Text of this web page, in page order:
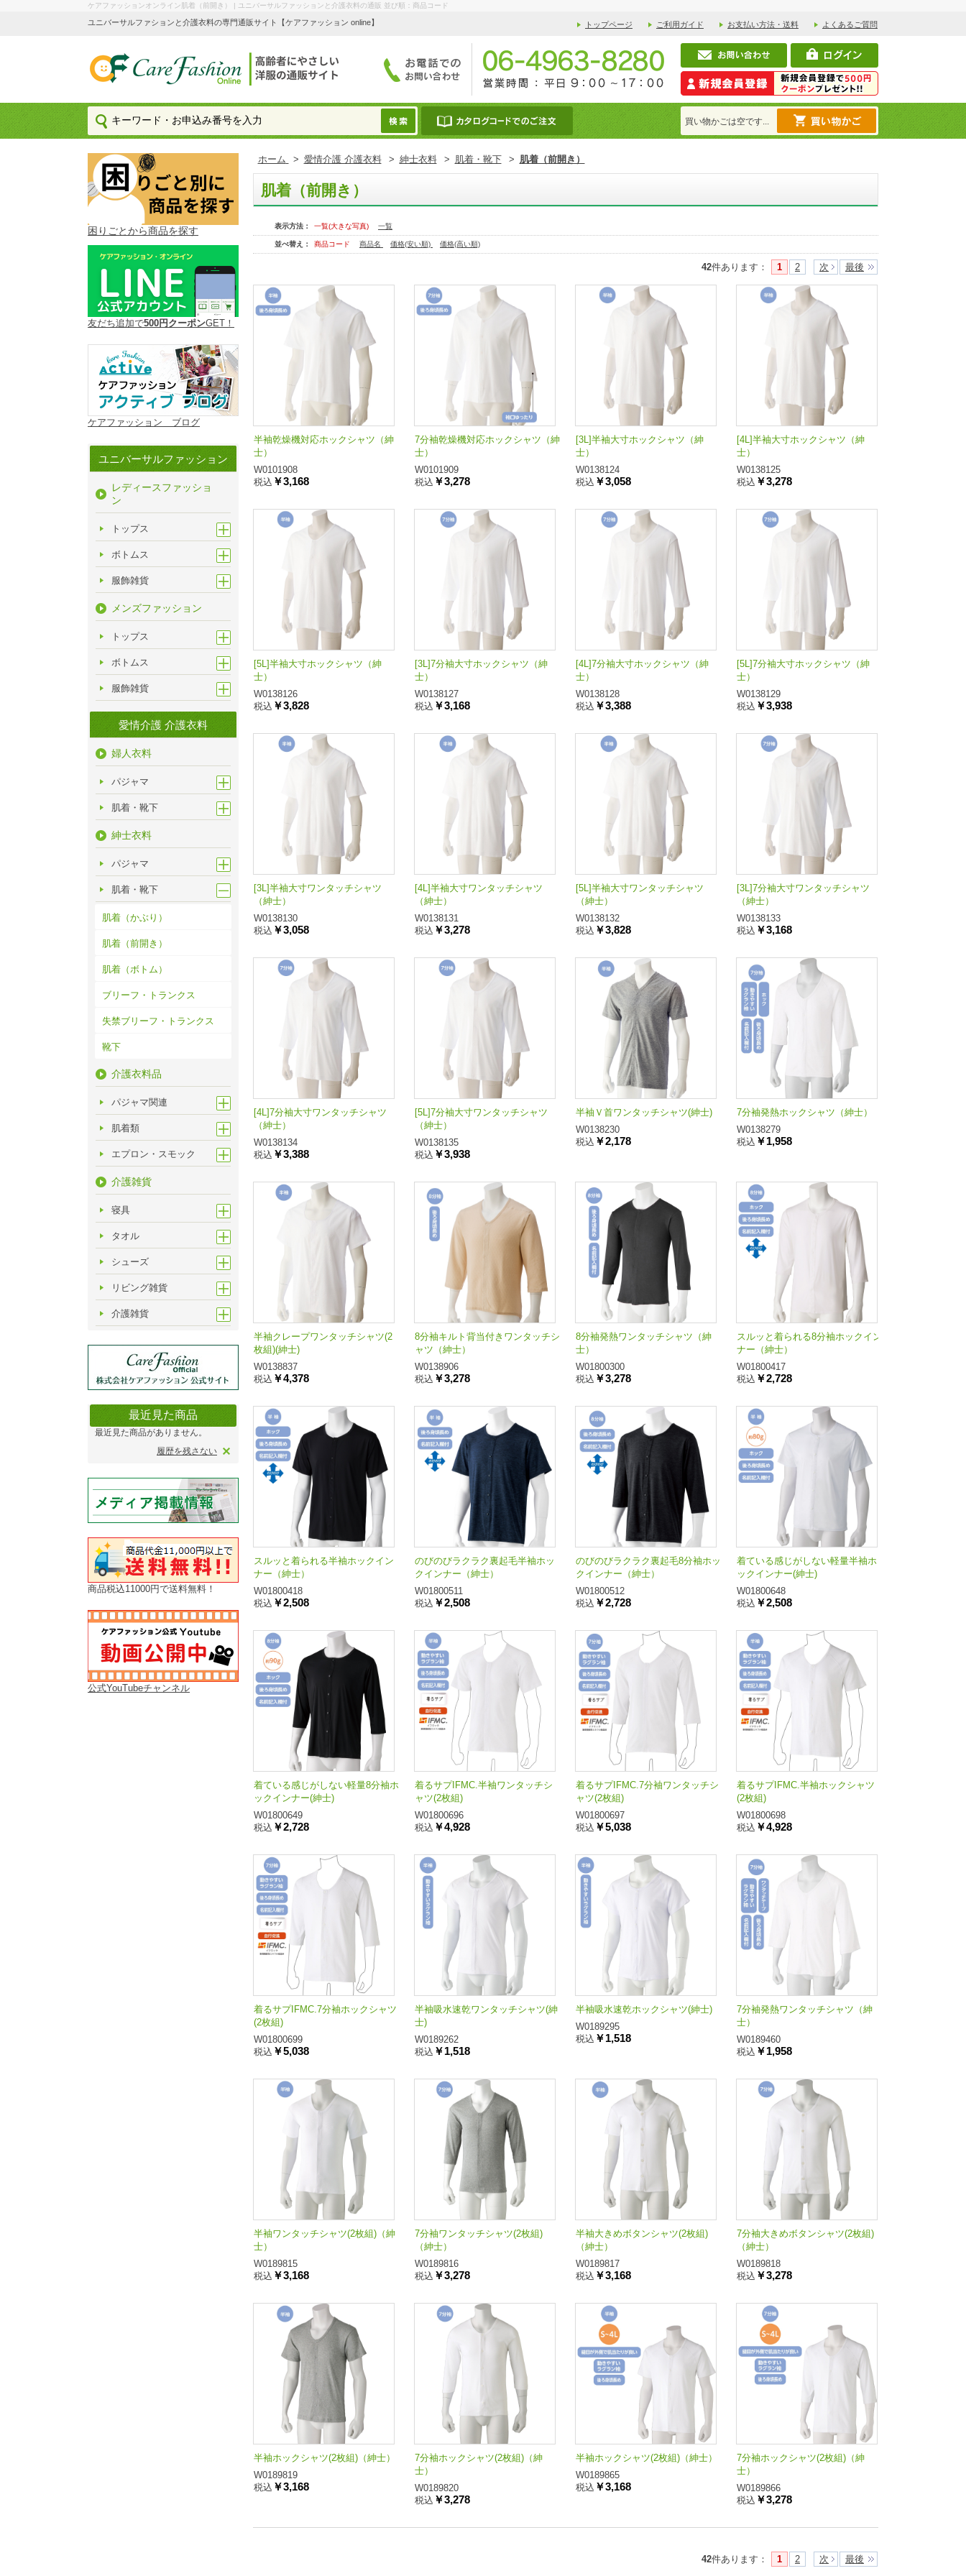
ケアファッションオンライン肌着（前開き） | ユニバーサルファッションと介護衣料の通販 並び順：商品コード
ユニバーサルファションと介護衣料の専門通販サイト【ケアファッション online】 トップページ ご利用ガイド お支払い方法・送料 よくあるご質問
買い物かごは空です...
困りごとから商品を探す
友だち追加で500円クーポンGET！
ケアファッション ブログ
ユニバーサルファッション
レディースファッショ
ン
トップス
ボトムス
服飾雑貨
メンズファッション
トップス
ボトムス
服飾雑貨
愛情介護 介護衣料
婦人衣料
パジャマ
肌着・靴下
紳士衣料
パジャマ
肌着・靴下
肌着（かぶり）
肌着（前開き）
肌着（ボトム）
ブリーフ・トランクス
失禁ブリーフ・トランクス
靴下
介護衣料品
パジャマ関連
肌着類
エプロン・スモック
介護雑貨
寝具
タオル
シューズ
リビング雑貨
介護雑貨
最近見た商品
最近見た商品がありません。
履歴を残さない
商品税込11000円で送料無料！
公式YouTubeチャンネル
ホーム > 愛情介護 介護衣料 > 紳士衣料 > 肌着・靴下 > 肌着（前開き）
肌着（前開き）
表示方法： 一覧(大きな写真) 一覧
並べ替え： 商品コード 商品名 価格(安い順) 価格(高い順)
42件あります ： 1 2 次 最後
半袖乾燥機対応ホックシャツ（紳
士）
W0101908
税込 ￥3,168
7分袖乾燥機対応ホックシャツ（紳
士）
W0101909
税込 ￥3,278
[3L]半袖大寸ホックシャツ（紳
士）
W0138124
税込 ￥3,058
[4L]半袖大寸ホックシャツ（紳
士）
W0138125
税込 ￥3,278
[5L]半袖大寸ホックシャツ（紳
士）
W0138126
税込 ￥3,828
[3L]7分袖大寸ホックシャツ（紳
士）
W0138127
税込 ￥3,168
[4L]7分袖大寸ホックシャツ（紳
士）
W0138128
税込 ￥3,388
[5L]7分袖大寸ホックシャツ（紳
士）
W0138129
税込 ￥3,938
[3L]半袖大寸ワンタッチシャツ
（紳士）
W0138130
税込 ￥3,058
[4L]半袖大寸ワンタッチシャツ
（紳士）
W0138131
税込 ￥3,278
[5L]半袖大寸ワンタッチシャツ
（紳士）
W0138132
税込 ￥3,828
[3L]7分袖大寸ワンタッチシャツ
（紳士）
W0138133
税込 ￥3,168
[4L]7分袖大寸ワンタッチシャツ
（紳士）
W0138134
税込 ￥3,388
[5L]7分袖大寸ワンタッチシャツ
（紳士）
W0138135
税込 ￥3,938
半袖Ｖ首ワンタッチシャツ(紳士)
W0138230
税込 ￥2,178
7分袖発熱ホックシャツ（紳士）
W0138279
税込 ￥1,958
半袖クレープワンタッチシャツ(2
枚組)(紳士)
W0138837
税込 ￥4,378
8分袖キルト背当付きワンタッチシ
ャツ（紳士）
W0138906
税込 ￥3,278
8分袖発熱ワンタッチシャツ（紳
士）
W01800300
税込 ￥3,278
スルッと着られる8分袖ホックイン
ナー（紳士）
W01800417
税込 ￥2,728
スルッと着られる半袖ホックイン
ナー（紳士）
W01800418
税込 ￥2,508
のびのびラクラク裏起毛半袖ホッ
クインナー（紳士）
W01800511
税込 ￥2,508
のびのびラクラク裏起毛8分袖ホッ
クインナー（紳士）
W01800512
税込 ￥2,728
着ている感じがしない軽量半袖ホ
ックインナー(紳士)
W01800648
税込 ￥2,508
着ている感じがしない軽量8分袖ホ
ックインナー(紳士)
W01800649
税込 ￥2,728
着るサプIFMC.半袖ワンタッチシ
ャツ(2枚組)
W01800696
税込 ￥4,928
着るサプIFMC.7分袖ワンタッチシ
ャツ(2枚組)
W01800697
税込 ￥5,038
着るサプIFMC.半袖ホックシャツ
(2枚組)
W01800698
税込 ￥4,928
着るサプIFMC.7分袖ホックシャツ
(2枚組)
W01800699
税込 ￥5,038
半袖吸水速乾ワンタッチシャツ(紳
士)
W0189262
税込 ￥1,518
半袖吸水速乾ホックシャツ(紳士)
W0189295
税込 ￥1,518
7分袖発熱ワンタッチシャツ（紳
士）
W0189460
税込 ￥1,958
半袖ワンタッチシャツ(2枚組)（紳
士）
W0189815
税込 ￥3,168
7分袖ワンタッチシャツ(2枚組)
（紳士）
W0189816
税込 ￥3,278
半袖大きめボタンシャツ(2枚組)
（紳士）
W0189817
税込 ￥3,168
7分袖大きめボタンシャツ(2枚組)
（紳士）
W0189818
税込 ￥3,278
半袖ホックシャツ(2枚組)（紳士）
W0189819
税込 ￥3,168
7分袖ホックシャツ(2枚組)（紳
士）
W0189820
税込 ￥3,278
半袖ホックシャツ(2枚組)（紳士）
W0189865
税込 ￥3,168
7分袖ホックシャツ(2枚組)（紳
士）
W0189866
税込 ￥3,278
42件あります ： 1 2 次 最後